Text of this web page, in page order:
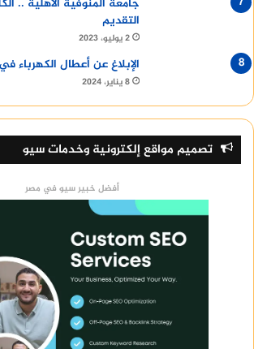
جامعة المنوفية الأهلية ..
التقديم
2 يوليو، 2023
الإبلاغ عن أعطال الكهرباء
8 يناير، 2024
تصميم مواقع إلكترونية وخدمات سيو
أفضل خبير سيو في مصر